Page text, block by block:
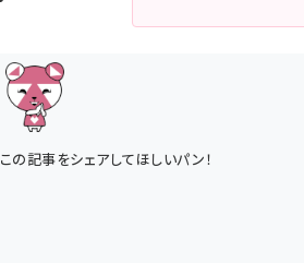
この記事をシェアしてほしいパン！